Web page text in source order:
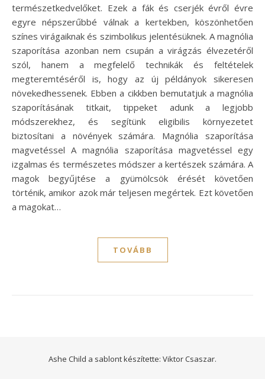
természetkedvelőket. Ezek a fák és cserjék évről évre
egyre népszerűbbé válnak a kertekben, köszönhetően
színes virágaiknak és szimbolikus jelentésüknek. A magnólia
szaporítása azonban nem csupán a virágzás élvezetéről
szól, hanem a megfelelő technikák és feltételek
megteremtéséről is, hogy az új példányok sikeresen
növekedhessenek. Ebben a cikkben bemutatjuk a magnólia
szaporításának titkait, tippeket adunk a legjobb
módszerekhez, és segítünk eligibilis környezetet
biztosítani a növények számára. Magnólia szaporítása
magvetéssel A magnólia szaporítása magvetéssel egy
izgalmas és természetes módszer a kertészek számára. A
magok begyűjtése a gyümölcsök érését követően
történik, amikor azok már teljesen megértek. Ezt követően
a magokat…
TOVÁBB
Ashe Child a sablont készítette: Viktor Csaszar.